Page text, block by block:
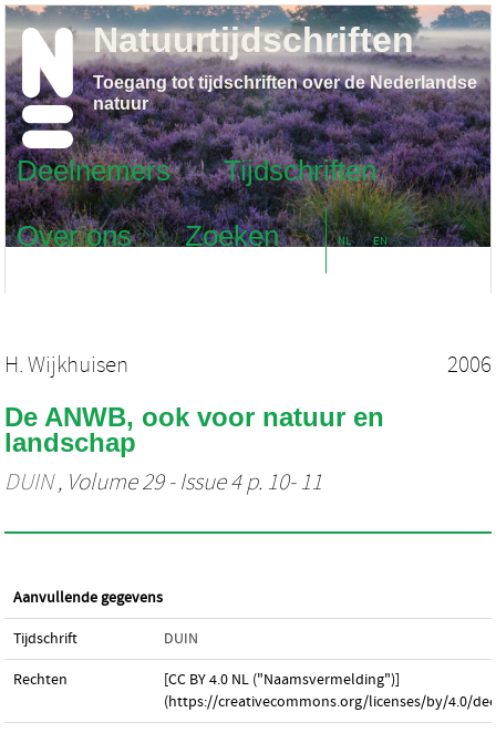
Deelnemers
Tijdschriften
Over ons
Zoeken NL EN
Natuurtijdschriften
Toegang tot tijdschriften over de Nederlandse
natuur
H. Wijkhuisen 2006
De ANWB, ook voor natuur en
landschap
DUIN, Volume 29 - Issue 4 p. 10- 11
Aanvullende gegevens
Tijdschrift DUIN
Rechten
[CC BY 4.0 NL ("Naamsvermelding")]
(https://creativecommons.org/licenses/by/4.0/